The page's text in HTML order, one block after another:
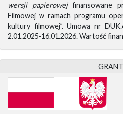
wersji papierowejfinansowane
Filmowej w ramach programu
kultury filmowej”. Umowa nr
2.01.2025-16.01.2026. Wartość
GRANT